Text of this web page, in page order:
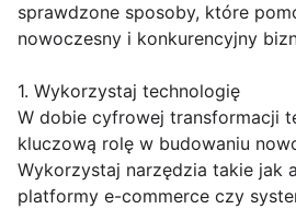
sprawdzone sposoby, które
nowoczesny i konkurencyjny
1. Wykorzystaj technologię
W dobie cyfrowej transformacji
kluczową rolę w budowaniu
Wykorzystaj narzędzia takie jak
platformy e-commerce czy